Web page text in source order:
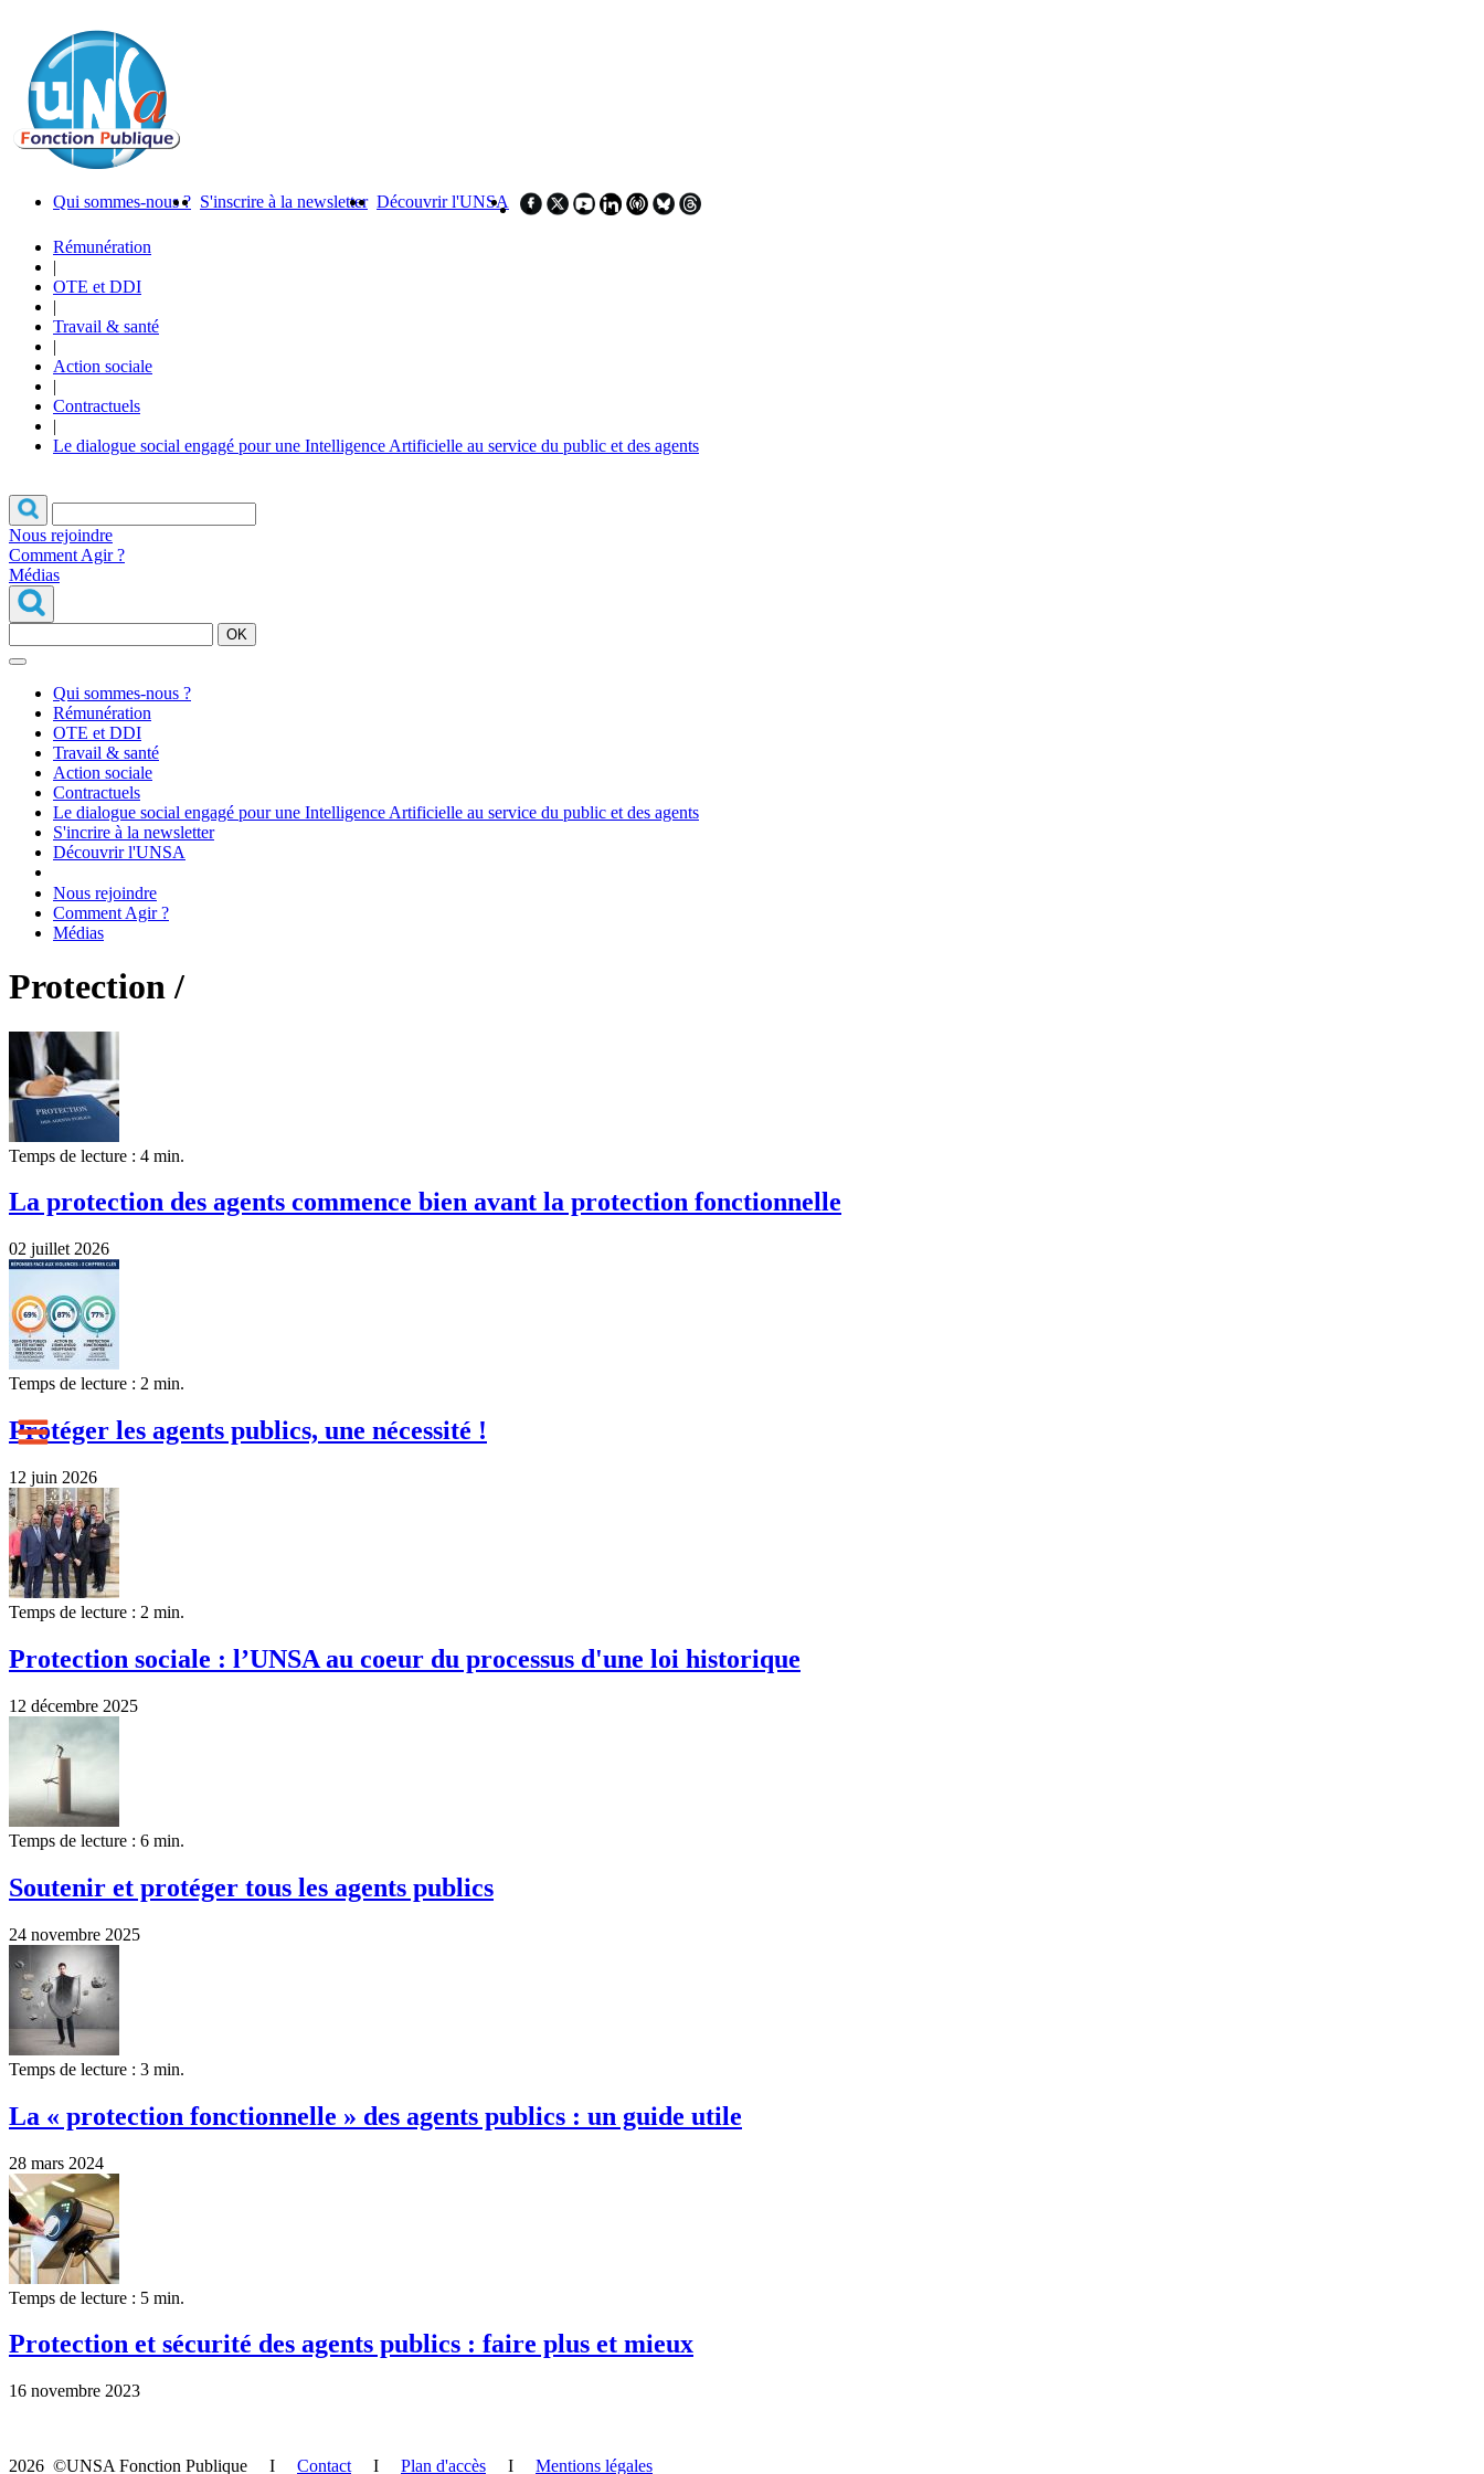
Qui sommes-nous ? S'inscrire à la newsletter Découvrir l'UNSA
Rémunération
|
OTE et DDI
|
Travail & santé
|
Action sociale
|
Contractuels
|
Le dialogue social engagé pour une Intelligence Artificielle au service du public et des agents
Nous rejoindre
Comment Agir ?
Médias
OK
Qui sommes-nous ?
Rémunération
OTE et DDI
Travail & santé
Action sociale
Contractuels
Le dialogue social engagé pour une Intelligence Artificielle au service du public et des agents
S'incrire à la newsletter
Découvrir l'UNSA
Nous rejoindre
Comment Agir ?
Médias
Protection /
Temps de lecture : 4 min.
La protection des agents commence bien avant la protection fonctionnelle
02 juillet 2026
Temps de lecture : 2 min.
Protéger les agents publics, une nécessité !
12 juin 2026
Temps de lecture : 2 min.
Protection sociale : l’UNSA au coeur du processus d'une loi historique
12 décembre 2025
Temps de lecture : 6 min.
Soutenir et protéger tous les agents publics
24 novembre 2025
Temps de lecture : 3 min.
La « protection fonctionnelle » des agents publics : un guide utile
28 mars 2024
Temps de lecture : 5 min.
Protection et sécurité des agents publics : faire plus et mieux
16 novembre 2023
2026 ©UNSA Fonction Publique I Contact I Plan d'accès I Mentions légales